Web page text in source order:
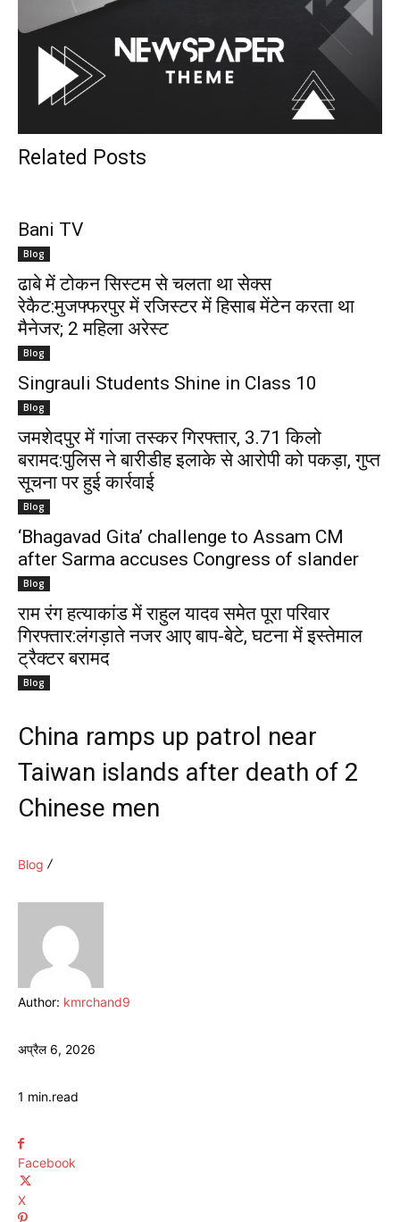
Related Posts
Bani TV
Blog
ढाबे में टोकन सिस्टम से चलता था सेक्स
रेकैट:मुजफ्फरपुर में रजिस्टर में हिसाब मेंटेन करता था
मैनेजर; 2 महिला अरेस्ट
Blog
Singrauli Students Shine in Class 10
Blog
जमशेदपुर में गांजा तस्कर गिरफ्तार, 3.71 किलो
बरामद:पुलिस ने बारीडीह इलाके से आरोपी को पकड़ा, गुप्त
सूचना पर हुई कार्रवाई
Blog
‘Bhagavad Gita’ challenge to Assam CM
after Sarma accuses Congress of slander
Blog
राम रंग हत्याकांड में राहुल यादव समेत पूरा परिवार
गिरफ्तार:लंगड़ाते नजर आए बाप-बेटे, घटना में इस्तेमाल
ट्रैक्टर बरामद
Blog
China ramps up patrol near
Taiwan islands after death of 2
Chinese men
Blog
Author: kmrchand9
अप्रैल 6, 2026
1 min.read
Facebook
X